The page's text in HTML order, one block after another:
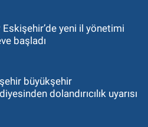
Eskişehir’de yeni il yönetimi
başladı
büyükşehir
dolandırıcılık uyarısı